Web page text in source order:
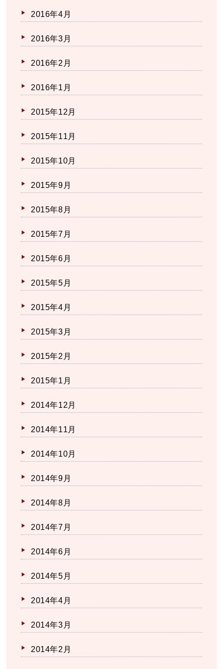
2016年4月
2016年3月
2016年2月
2016年1月
2015年12月
2015年11月
2015年10月
2015年9月
2015年8月
2015年7月
2015年6月
2015年5月
2015年4月
2015年3月
2015年2月
2015年1月
2014年12月
2014年11月
2014年10月
2014年9月
2014年8月
2014年7月
2014年6月
2014年5月
2014年4月
2014年3月
2014年2月